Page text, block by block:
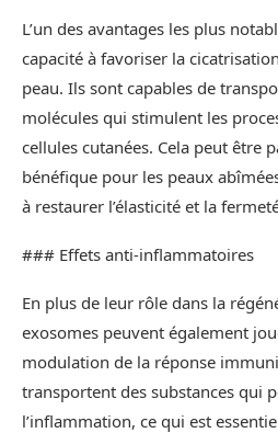
L’un des avantages les plus
capacité à favoriser la
peau. Ils sont capables de
molécules qui stimulent les
cellules cutanées. Cela peut être
bénéfique pour les peaux
à restaurer l’élasticité et la
### Effets anti-inflammatoires
En plus de leur rôle dans la
exosomes peuvent également
modulation de la réponse
transportent des substances qui
l’inflammation, ce qui est